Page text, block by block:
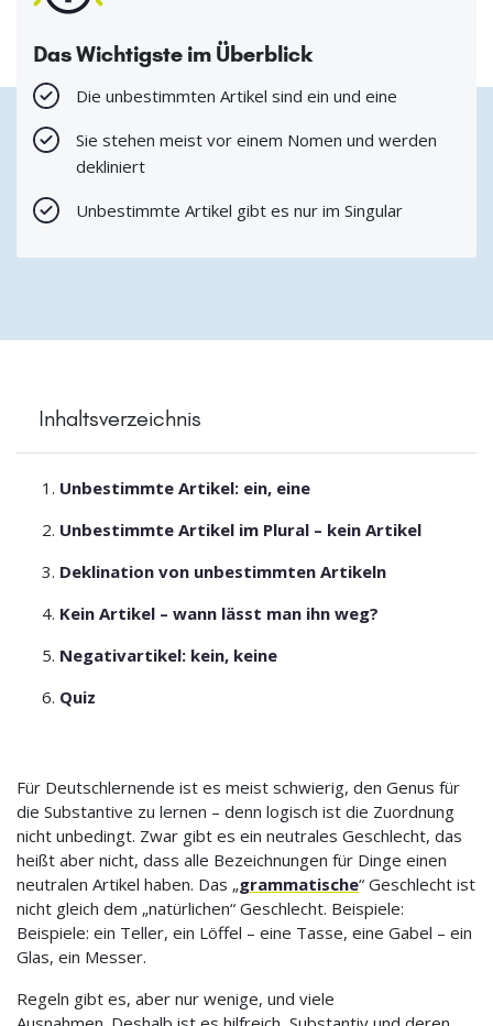
Das Wichtigste im Überblick
Die unbestimmten Artikel sind ein und eine
Sie stehen meist vor einem Nomen und werden
dekliniert
Unbestimmte Artikel gibt es nur im Singular
Inhaltsverzeichnis
Unbestimmte Artikel: ein, eine
Unbestimmte Artikel im Plural – kein Artikel
Deklination von unbestimmten Artikeln
Kein Artikel – wann lässt man ihn weg?
Negativartikel: kein, keine
Quiz
Für Deutschlernende ist es meist schwierig, den Genus für
die Substantive zu lernen – denn logisch ist die Zuordnung
nicht unbedingt. Zwar gibt es ein neutrales Geschlecht, das
heißt aber nicht, dass alle Bezeichnungen für Dinge einen
neutralen Artikel haben. Das „grammatische“ Geschlecht ist
nicht gleich dem „natürlichen“ Geschlecht. Beispiele:
Beispiele: ein Teller, ein Löffel – eine Tasse, eine Gabel – ein
Glas, ein Messer.
Regeln gibt es, aber nur wenige, und viele